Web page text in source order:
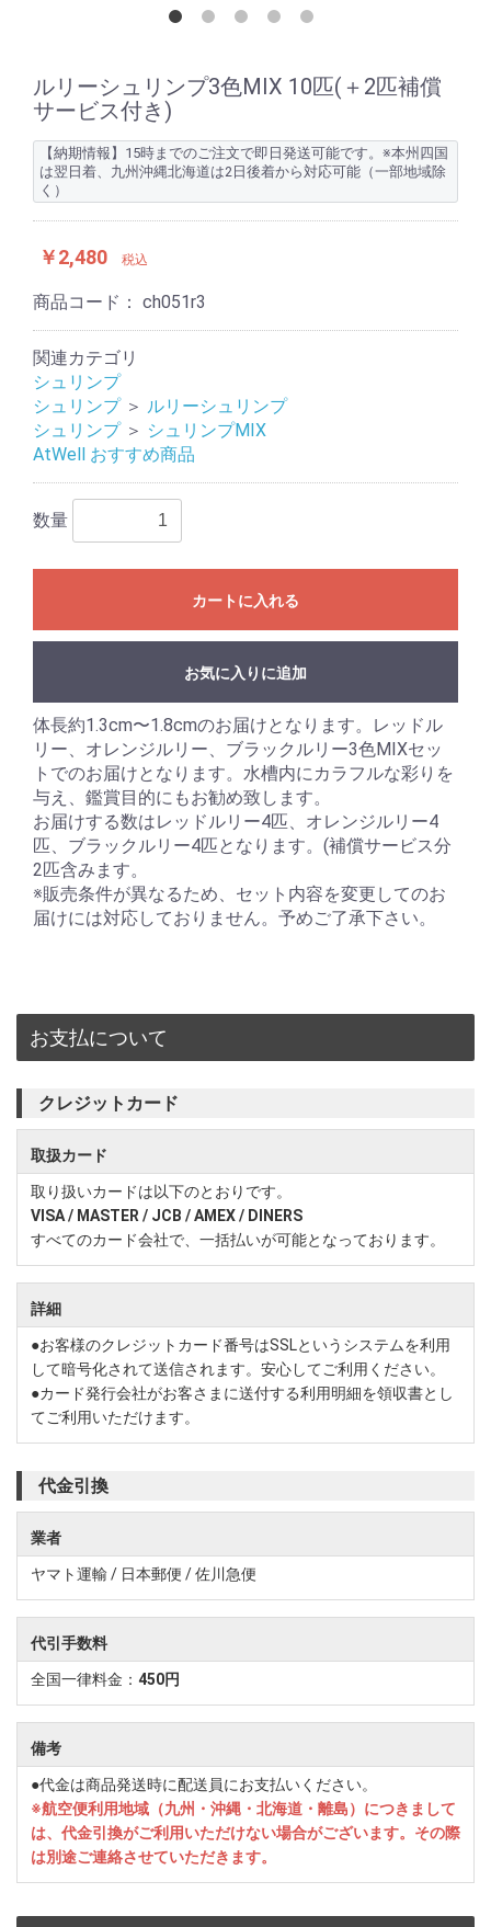
ルリーシュリンプ3色MIX 10匹(＋2匹補償
サービス付き)
【納期情報】15時までのご注文で即日発送可能です。※本州四国
は翌日着、九州沖縄北海道は2日後着から対応可能（一部地域除
く）
￥2,480 税込
商品コード： ch051r3
関連カテゴリ
シュリンプ
シュリンプ ＞ ルリーシュリンプ
シュリンプ ＞ シュリンプMIX
AtWell おすすめ商品
数量
カートに入れる
お気に入りに追加
体長約1.3cm〜1.8cmのお届けとなります。レッドル
リー、オレンジルリー、ブラックルリー3色MIXセッ
トでのお届けとなります。水槽内にカラフルな彩りを
与え、鑑賞目的にもお勧め致します。
お届けする数はレッドルリー4匹、オレンジルリー4
匹、ブラックルリー4匹となります。(補償サービス分
2匹含みます。
※販売条件が異なるため、セット内容を変更してのお
届けには対応しておりません。予めご了承下さい。
お支払について
クレジットカード
取扱カード
取り扱いカードは以下のとおりです。
VISA / MASTER / JCB / AMEX / DINERS
すべてのカード会社で、一括払いが可能となっております。
詳細
●お客様のクレジットカード番号はSSLというシステムを利用
して暗号化されて送信されます。安心してご利用ください。
●カード発行会社がお客さまに送付する利用明細を領収書とし
てご利用いただけます。
代金引換
業者
ヤマト運輸 / 日本郵便 / 佐川急便
代引手数料
全国一律料金： 450円
備考
●代金は商品発送時に配送員にお支払いください。
※航空便利用地域（九州・沖縄・北海道・離島）につきまして
は、代金引換がご利用いただけない場合がございます。その際
は別途ご連絡させていただきます。